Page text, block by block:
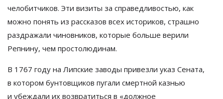
челобитчиков. Эти визиты за справедливостью, как
можно понять из рассказов всех историков, страшно
раздражали чиновников, которые больше верили
Репнину, чем простолюдинам.
В 1767 году на Липские заводы привезли указ Сената,
в котором бунтовщиков пугали смертной казнью
и убеждали их возвратиться в «должное